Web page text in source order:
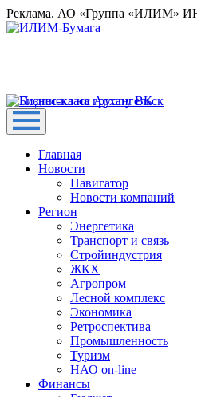
Реклама. АО «Группа «ИЛИМ»
Главная
Новости
Навигатор
Новости компаний
Регион
Энергетика
Транспорт и связь
Стройиндустрия
ЖКХ
Агропром
Лесной комплекс
Экономика
Ретроспектива
Промышленность
Туризм
НАО on-line
Финансы